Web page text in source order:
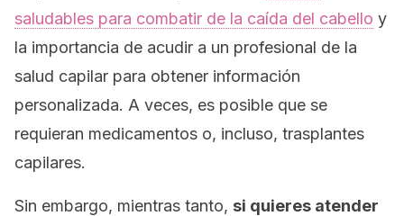
saludables para combatir de la caída del cabello y
la importancia de acudir a un profesional de la
salud capilar para obtener información
personalizada. A veces, es posible que se
requieran medicamentos o, incluso, trasplantes
capilares.
Sin embargo, mientras tanto, si quieres atender